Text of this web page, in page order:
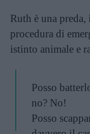
Ruth è una
procedura di
istinto animale e
Posso
no? No!
Posso